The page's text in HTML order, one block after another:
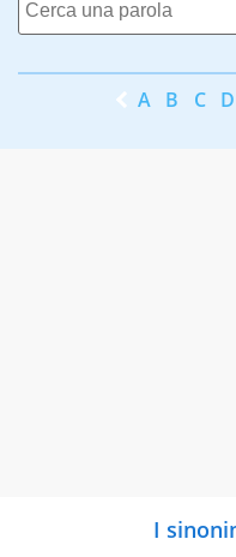
A B C D
I